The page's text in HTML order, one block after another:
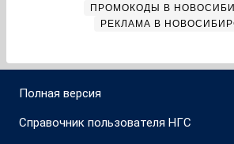
ПРОМОКОДЫ В
РЕКЛАМА В
Полная версия
Справочник пользователя НГС